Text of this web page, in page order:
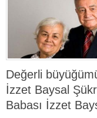
Değerli
İzzet Baysal
Babası İzzet